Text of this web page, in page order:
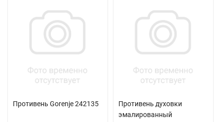
Противень Gorenje 242135
Противень духовки
эмалированный